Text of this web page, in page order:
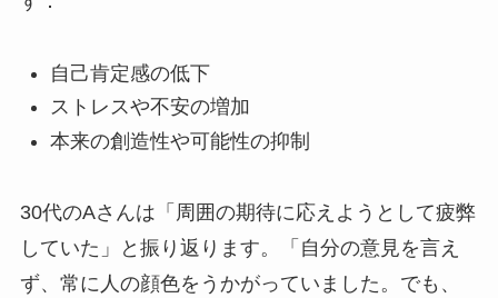
自己肯定感の低下
ストレスや不安の増加
本来の創造性や可能性の抑制
30代のAさんは「周囲の期待に応えようとして疲弊
していた」と振り返ります。「自分の意見を言え
ず、常に人の顔色をうかがっていました。でも、